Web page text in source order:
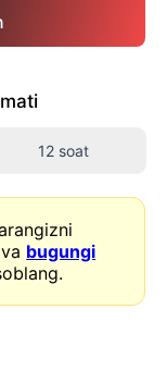
12 soat
va bugungi